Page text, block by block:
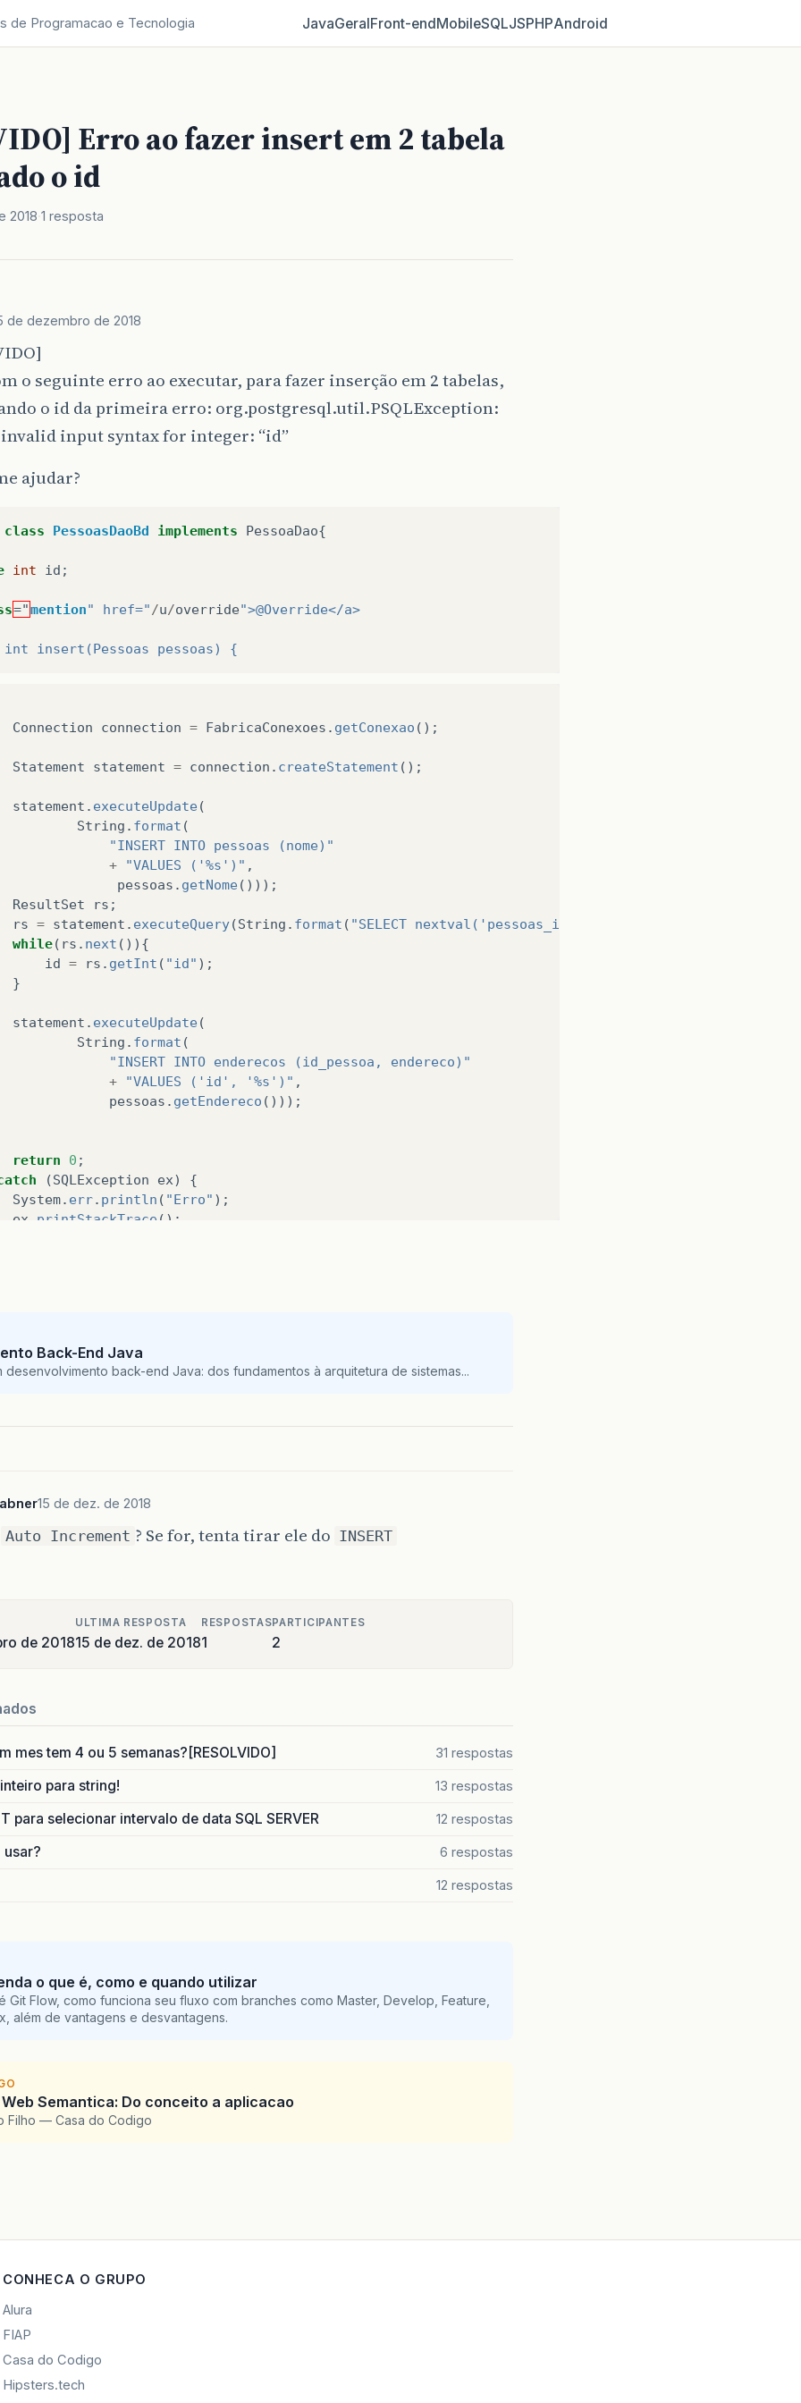
de Programacao e Tecnologia JavaGeralFront‑endMobileSQLJSPHPAndroid
Erro ao fazer insert em 2 tabela
o id
2018 1 resposta
de dezembro de 2018
o seguinte erro ao executar, para fazer inserção em 2 tabelas,
o id da primeira erro: org.postgresql.util.PSQLException:
invalid input syntax for integer: “id”
ajudar?
class PessoasDaoBd implements PessoaDao{
int id ;
="mention" href=" /u/override">@Override</a>
insert(Pessoas pessoas) {
Connection connection = FabricaConexoes . getConexao ();
Statement statement = connection . createStatement ();
statement . executeUpdate(
String . format (
"INSERT INTO pessoas (nome)"
+
"VALUES ('%s')" ,
pessoas . getNome()));
ResultSet
rs ;
rs = statement . executeQuery(String . format ( "SELECT nextval('pessoas_id_pessoa_seq'::regclass) as
while( rs . next ()){
id = rs . getInt ( "id" );
}
statement . executeUpdate(
String . format (
"INSERT INTO enderecos (id_pessoa, endereco)"
+
"VALUES ('id', '%s')" ,
pessoas . getEndereco ()));
return 0 ;
(SQLException ex)
{
System. err. println ( "Erro" );
ex
printStackTrace ();
Back-End Java
desenvolvimento back-end Java: dos fundamentos à arquitetura de sistemas...
15 de dez. de 2018
Auto Increment ? Se for, tenta tirar ele do INSERT
de 2018
ULTIMA RESPOSTA
15 de dez. de 2018
RESPOSTAS
1
PARTICIPANTES
2
mes tem 4 ou 5 semanas?[RESOLVIDO] 31 respostas
para string! 13 respostas
para selecionar intervalo de data SQL SERVER 12 respostas
6 respostas
12 respostas
o que é, como e quando utilizar
Git Flow, como funciona seu fluxo com branches como Master, Develop, Feature,
além de vantagens e desvantagens.
Semantica: Do conceito a aplicacao
Filho — Casa do Codigo
CONHECA O GRUPO
Alura
FIAP
Casa do Codigo
Hipsters.tech